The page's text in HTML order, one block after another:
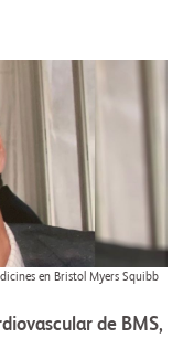
en Bristol Myers Squibb
de BMS,